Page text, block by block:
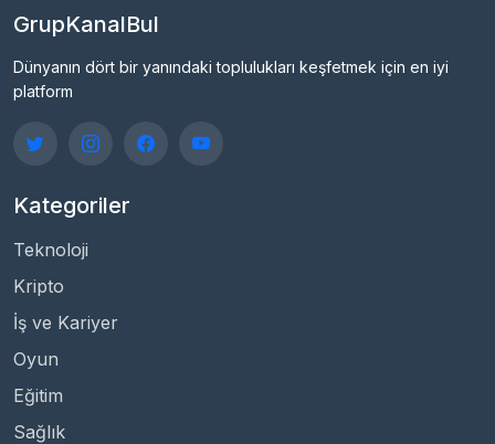
GrupKanalBul
Dünyanın dört bir yanındaki toplulukları keşfetmek için en iyi
platform
Kategoriler
Teknoloji
Kripto
İş ve Kariyer
Oyun
Eğitim
Sağlık